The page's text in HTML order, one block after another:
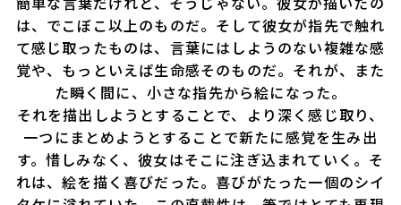
は、でこぼこ以上のものだ。そして彼女が指先で触れ
て感じ取ったものは、言葉にはしようのない複雑な感
覚や、もっといえば生命感そのものだ。それが、また
た瞬く間に、小さな指先から絵になった。
それを描出しようとすることで、より深く感じ取り、
一つにまとめようとすることで新たに感覚を生み出
す。惜しみなく、彼女はそこに注ぎ込まれていく。そ
れは、絵を描く喜びだった。喜びがたった一個のシイ